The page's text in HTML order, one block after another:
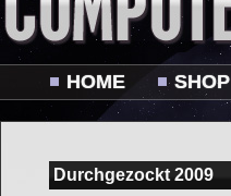
HOME SHOP
Durchgezockt 2009